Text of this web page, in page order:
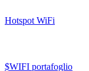
Hotspot WiFi
$WIFI portafoglio